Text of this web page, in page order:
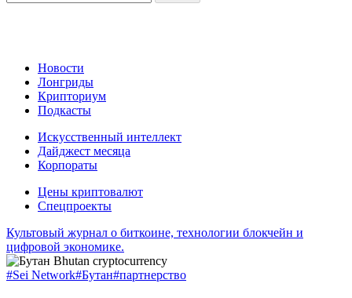
Новости
Лонгриды
Крипториум
Подкасты
Искусственный интеллект
Дайджест месяца
Корпораты
Цены криптовалют
Спецпроекты
Культовый журнал о биткоине, технологии блокчейн и
цифровой экономике.
#Sei Network#Бутан#партнерство